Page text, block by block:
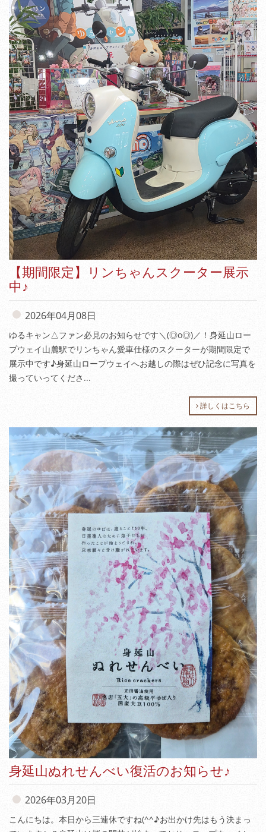
【期間限定】リンちゃんスクーター展示
中♪
2026年04月08日
ゆるキャン△ファン必見のお知らせです＼(◎o◎)／！身延山ロー
プウェイ山麓駅でリンちゃん愛車仕様のスクーターが期間限定で
展示中です♪身延山ロープウェイへお越しの際はぜひ記念に写真を
撮っていってくださ...
詳しくはこちら
身延山ぬれせんべい復活のお知らせ♪
2026年03月20日
こんにちは。本日から三連休ですね(^^♪お出かけ先はもう決まっ